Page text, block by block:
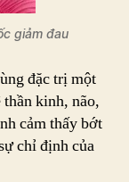
giảm đau
đặc trị một
kinh, não,
cảm thấy bớt
chỉ định của